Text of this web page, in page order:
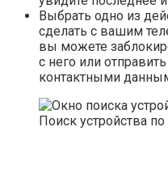
Выбрать одно из
сделать с вашим
вы можете
с него или
контактными
Поиск устройства